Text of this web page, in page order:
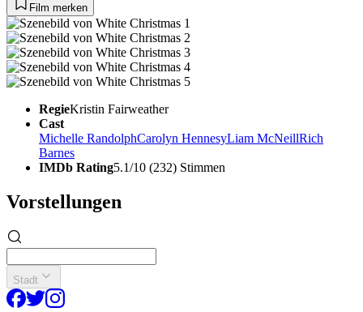
Film merken
RegieKristin Fairweather
Cast
Michelle RandolphCarolyn HennesyLiam McNeillRich
Barnes
IMDb Rating5.1/10 (232) Stimmen
Vorstellungen
Stadt